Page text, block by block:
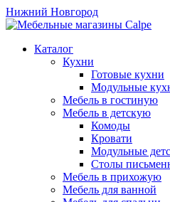
Нижний Новгород
Каталог
Кухни
Готовые кухни
Модульные
Мебель в гостиную
Мебель в детскую
Комоды
Кровати
Модульные
Столы
Мебель в прихожую
Мебель для ванной